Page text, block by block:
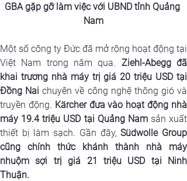
GBA gặp gỡ làm việc với UBND tỉnh Quảng
Nam
Một số công ty Đức đã mở rộng hoạt động tại
Việt Nam trong năm qua. Ziehl-Abegg đã
khai trương nhà máy trị giá 20 triệu USD tại
Đồng Nai chuyên về công nghệ thông gió và
truyền động. Kärcher đưa vào hoạt động nhà
máy 19.4 triệu USD tại Quảng Nam sản xuất
thiết bị làm sạch. Gần đây, Südwolle Group
cũng chính thức khánh thành nhà máy
nhuộm sợi trị giá 21 triệu USD tại Ninh
Thuận.